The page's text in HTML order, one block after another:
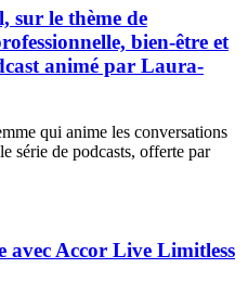
sur le thème de
bien-être et
animé par Laura-
qui anime les conversations
série de podcasts, offerte par
Accor Live Limitless